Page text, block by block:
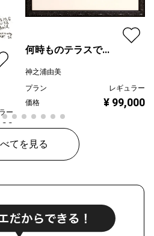
ー
何時ものテラスで...
神之浦由美
プラン
レギュラー
価格
¥ 99,000
てを見る